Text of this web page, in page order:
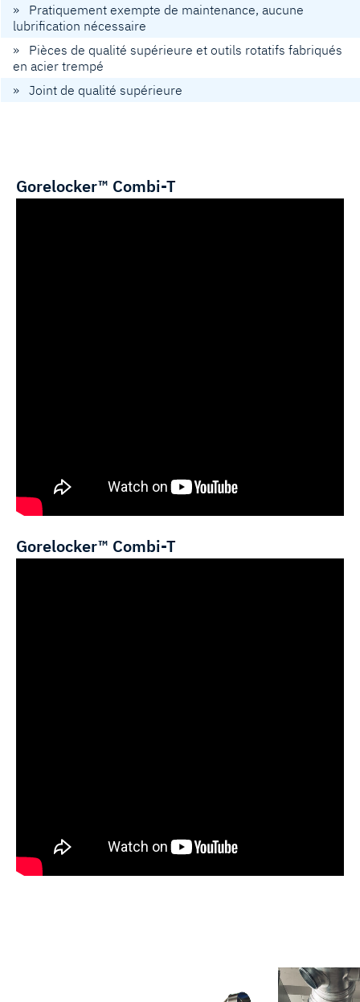
» Pratiquement exempte de maintenance, aucune
lubrification nécessaire
» Pièces de qualité supérieure et outils rotatifs fabriqués
en acier trempé
» Joint de qualité supérieure
Gorelocker™ Combi-T
Gorelocker™ Combi-T